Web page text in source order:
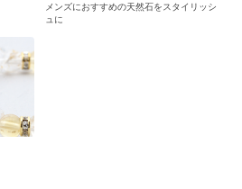
メンズにおすすめの天然石をスタイリッシ
ュに